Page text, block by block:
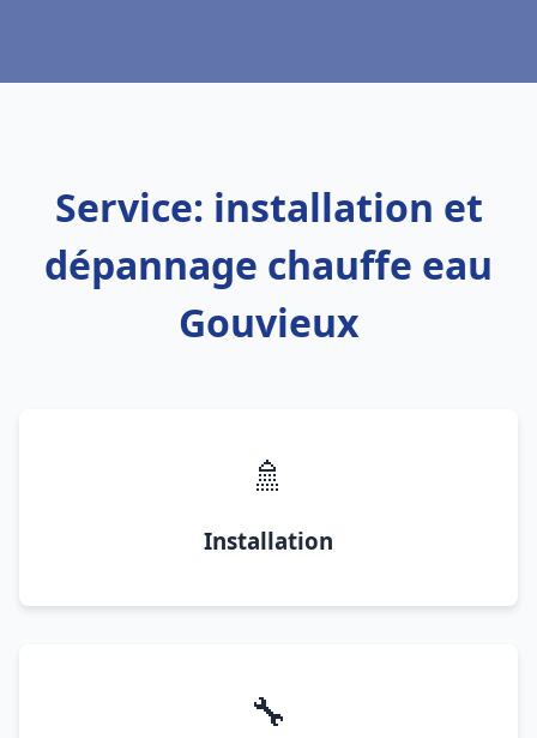
Service: installation et
dépannage chauffe eau
Gouvieux
🚿
Installation
🔧